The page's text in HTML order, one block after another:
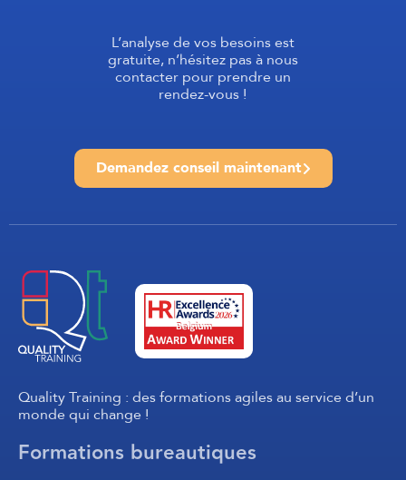
L’analyse de vos besoins est
gratuite, n’hésitez pas à nous
contacter pour prendre un
rendez-vous !
Demandez conseil maintenant
Quality Training : des formations agiles au service d’un
monde qui change !
Formations bureautiques